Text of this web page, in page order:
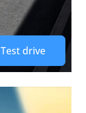
Test drive